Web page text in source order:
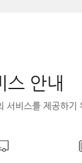
스 안내
비스를 제공하기